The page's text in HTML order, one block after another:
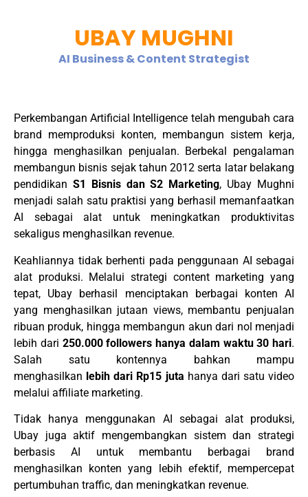
UBAY MUGHNI
AI Business & Content Strategist
Perkembangan Artificial Intelligence telah mengubah cara
brand memproduksi konten, membangun sistem kerja,
hingga menghasilkan penjualan. Berbekal pengalaman
membangun bisnis sejak tahun 2012 serta latar belakang
pendidikan S1 Bisnis dan S2 Marketing, Ubay Mughni
menjadi salah satu praktisi yang berhasil memanfaatkan
AI sebagai alat untuk meningkatkan produktivitas
sekaligus menghasilkan revenue.
Keahliannya tidak berhenti pada penggunaan AI sebagai
alat produksi. Melalui strategi content marketing yang
tepat, Ubay berhasil menciptakan berbagai konten AI
yang menghasilkan jutaan views, membantu penjualan
ribuan produk, hingga membangun akun dari nol menjadi
lebih dari 250.000 followers hanya dalam waktu 30 hari.
Salah satu kontennya bahkan mampu
menghasilkan lebih dari Rp15 juta hanya dari satu video
melalui affiliate marketing.
Tidak hanya menggunakan AI sebagai alat produksi,
Ubay juga aktif mengembangkan sistem dan strategi
berbasis AI untuk membantu berbagai brand
menghasilkan konten yang lebih efektif, mempercepat
pertumbuhan traffic, dan meningkatkan revenue.